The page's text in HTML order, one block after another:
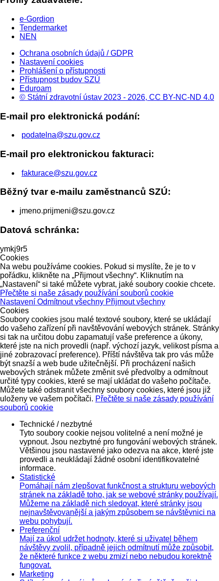
e-Gordion
Tendermarket
NEN
Ochrana osobních údajů / GDPR
Nastavení cookies
Prohlášení o přístupnosti
Přístupnost budov SZÚ
Eduroam
© Státní zdravotní ústav 2023 - 2026, CC BY-NC-ND 4.0
E-mail pro elektronická podání:
podatelna@szu.gov.cz
E-mail pro elektronickou fakturaci:
fakturace@szu.gov.cz
Běžný tvar e-mailu zaměstnanců SZÚ:
jmeno.prijmeni@szu.gov.cz
Datová schránka:
ymkj9r5
Cookies
Na webu používáme cookies. Pokud si myslíte, že je to v
pořádku, klikněte na „Přijmout všechny“. Kliknutím na
„Nastavení“ si také můžete vybrat, jaké soubory cookie chcete.
Přečtěte si naše zásady používání souborů cookie
Nastavení Odmítnout všechny Přijmout všechny
Cookies
Soubory cookies jsou malé textové soubory, které se ukládají
do vašeho zařízení při navštěvování webových stránek. Stránky
si tak na určitou dobu zapamatují vaše preference a úkony,
které jste na nich provedli (např. výchozí jazyk, velikost písma a
jiné zobrazovací preference). Příští návštěva tak pro vás může
být snazší a web bude užitečnější. Při procházení našich
webových stránek můžete změnit své předvolby a odmítnout
určité typy cookies, které se mají ukládat do vašeho počítače.
Můžete také odstranit všechny soubory cookies, které jsou již
uloženy ve vašem počítači. Přečtěte si naše zásady používání
souborů cookie
Technické / nezbytné
Tyto soubory cookie nejsou volitelné a není možné je
vypnout. Jsou nezbytné pro fungování webových stránek.
Většinou jsou nastavené jako odezva na akce, které jste
provedli a neukládají žádné osobní identifikovatelné
informace.
Statistické
Pomáhají nám zlepšovat funkčnost a strukturu webových
stránek na základě toho, jak se webové stránky používají.
Můžeme na základě nich sledovat, které stránky jsou
nejnavštěvovanější a jakým způsobem se návštěvnici na
webu pohybují.
Preferenční
Mají za úkol udržet hodnoty, které si uživatel během
návštěvy zvolil, případně jejich odmítnutí může způsobit,
že některé funkce z webu zmizí nebo nebudou korektně
fungovat.
Marketing